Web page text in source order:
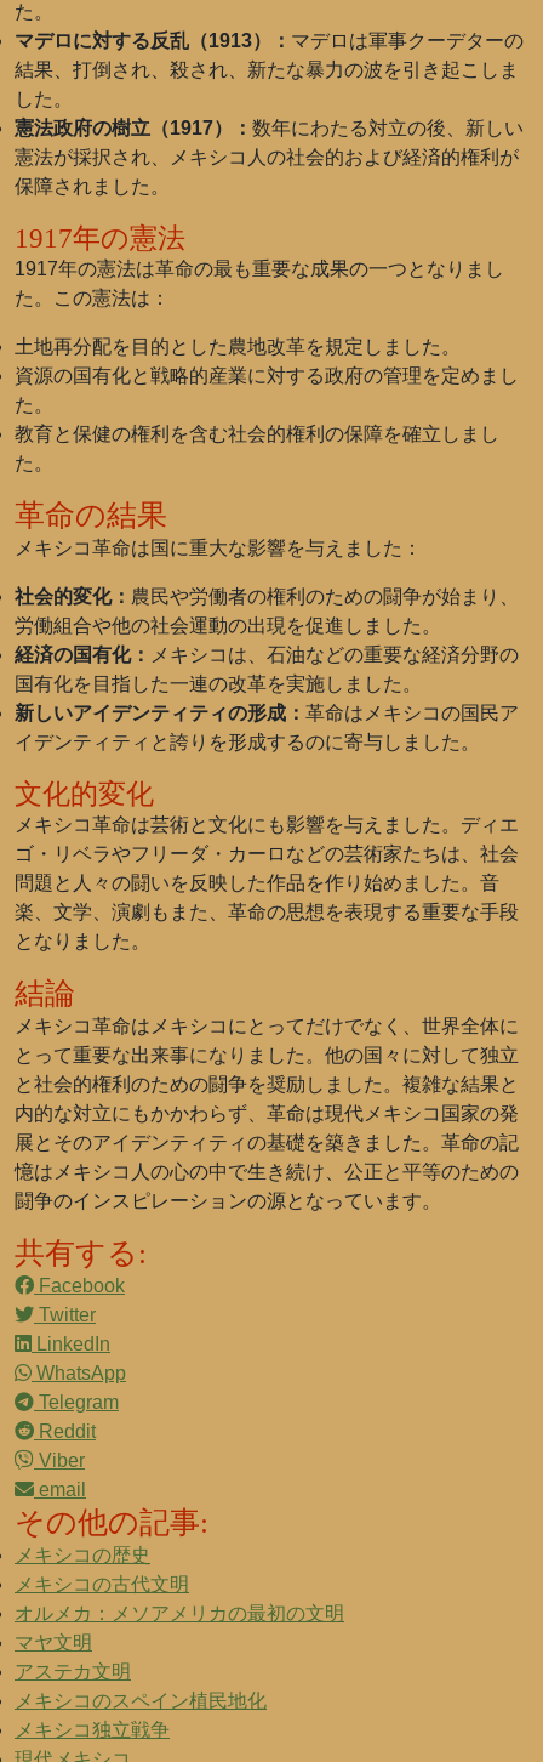
た。
マデロに対する反乱（1913）： マデロは軍事クーデターの
結果、打倒され、殺され、新たな暴力の波を引き起こしま
した。
憲法政府の樹立（1917）： 数年にわたる対立の後、新しい
憲法が採択され、メキシコ人の社会的および経済的権利が
保障されました。
1917年の憲法
1917年の憲法は革命の最も重要な成果の一つとなりまし
た。この憲法は：
土地再分配を目的とした農地改革を規定しました。
資源の国有化と戦略的産業に対する政府の管理を定めまし
た。
教育と保健の権利を含む社会的権利の保障を確立しまし
た。
革命の結果
メキシコ革命は国に重大な影響を与えました：
社会的変化： 農民や労働者の権利のための闘争が始まり、
労働組合や他の社会運動の出現を促進しました。
経済の国有化： メキシコは、石油などの重要な経済分野の
国有化を目指した一連の改革を実施しました。
新しいアイデンティティの形成： 革命はメキシコの国民ア
イデンティティと誇りを形成するのに寄与しました。
文化的変化
メキシコ革命は芸術と文化にも影響を与えました。 ディエ
ゴ・リベラやフリーダ・カーロ などの芸術家たちは、社会
問題と人々の闘いを反映した作品を作り始めました。音
楽、文学、演劇もまた、革命の思想を表現する重要な手段
となりました。
結論
メキシコ革命はメキシコにとってだけでなく、世界全体に
とって重要な出来事になりました。他の国々に対して独立
と社会的権利のための闘争を奨励しました。複雑な結果と
内的な対立にもかかわらず、革命は現代メキシコ国家の発
展とそのアイデンティティの基礎を築きました。革命の記
憶はメキシコ人の心の中で生き続け、公正と平等のための
闘争のインスピレーションの源となっています。
共有する:
Facebook
Twitter
LinkedIn
WhatsApp
Telegram
Reddit
Viber
email
その他の記事:
メキシコの歴史
メキシコの古代文明
オルメカ：メソアメリカの最初の文明
マヤ文明
アステカ文明
メキシコのスペイン植民地化
メキシコ独立戦争